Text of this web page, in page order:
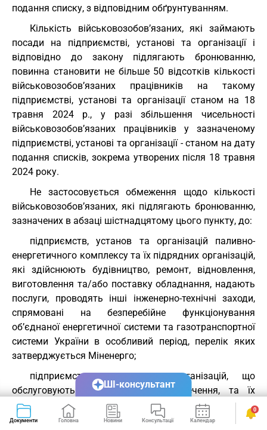
подання списку, з відповідним обґрунтуванням.
Кількість військовозобов’язаних, які займають
посади на підприємстві, установі та організації і
відповідно до закону підлягають бронюванню,
повинна становити не більше 50 відсотків кількості
військовозобов’язаних працівників на такому
підприємстві, установі та організації станом на 18
травня 2024 р., у разі збільшення чисельності
військовозобов’язаних працівників у зазначеному
підприємстві, установі та організації - станом на дату
подання списків, зокрема утворених після 18 травня
2024 року.
Не застосовується обмеження щодо кількості
військовозобов’язаних, які підлягають бронюванню,
зазначених в абзаці шістнадцятому цього пункту, до:
підприємств, установ та організацій паливно-
енергетичного комплексу та їх підрядних організацій,
які здійснюють будівництво, ремонт, відновлення,
виготовлення та/або поставку обладнання, надають
послуги, проводять інші інженерно-технічні заходи,
спрямовані на безперебійне функціонування
об’єднаної енергетичної системи та газотранспортної
системи України в особливий період, перелік яких
затверджується Міненерго;
підприємств, установ та організацій, що
обслуговують системи життєзабезпечення, та їх
підрядні організації, в тому числі ті, які здійснюють
будівництво, ремонт та/або розміщення
Документи Головна Новини Консультації Календар Сервіси
0
ШІ-консультант